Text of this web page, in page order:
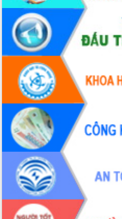
Nâng cao hiệu lực, hiệu quả HĐND
tỉnh thông qua hiện đại hóa hành chính
Xã Ea Phê gắn cải cách hành chính với
chuyển đổi số
Phó Chủ tịch Thường trực UBND tỉnh
Hồ Thị Nguyên Thảo làm việc tại Trung
tâm Phục vụ hành chính công xã Ea
Phê
Xây dựng nền hành chính số đồng
hành cùng nông dân dân, doanh nghiệp
Giai đoạn 2026-2030, Đắk Lắk phấn
đấu có 77% xã đạt chuẩn nông thôn
mới
Chuyển đổi số 'mở đường' cho nông
nghiệp Đắk Lắk tăng trưởng bứt phá
Triển khai đồng bộ đo đạc, lập hồ sơ
địa chính, hoàn thiện cơ sở dữ liệu đất
Ứng dụng sinh trắc học - Bước tiến
trong hành trình chuyển đổi số tại Đắk